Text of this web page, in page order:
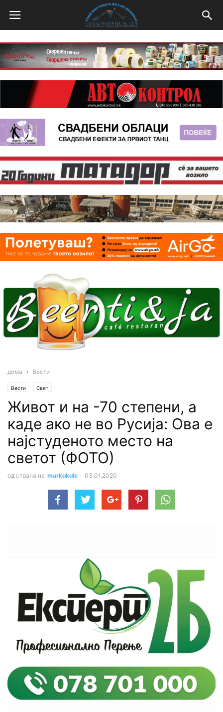
дома Вести
Вести Свет
Живот и на -70 степени, а
каде ако не во Русија: Ова е
најстуденото место на
светот (ФОТО)
од страна на markukule - 03.01.2020